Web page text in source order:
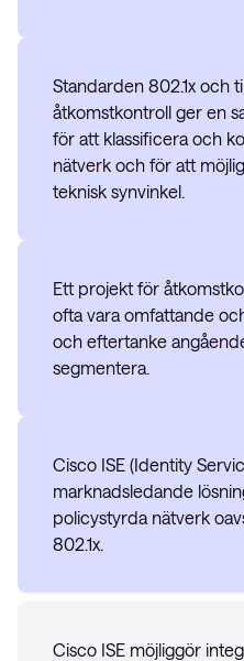
Standarden 802.1x och
åtkomstkontroll ger en
för att klassificera och
nätverk och för att
teknisk synvinkel.
Ett projekt för
ofta vara omfattande
och eftertanke
segmentera.
Cisco ISE (Identity
marknadsledande
policystyrda nätverk
802.1x.
Cisco ISE möjliggör